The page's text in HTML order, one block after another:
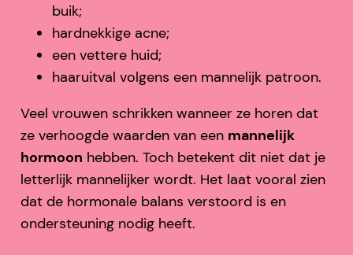
buik;
hardnekkige acne;
een vettere huid;
haaruitval volgens een mannelijk patroon.
Veel vrouwen schrikken wanneer ze horen dat
ze verhoogde waarden van een mannelijk
hormoon hebben. Toch betekent dit niet dat je
letterlijk mannelijker wordt. Het laat vooral zien
dat de hormonale balans verstoord is en
ondersteuning nodig heeft.